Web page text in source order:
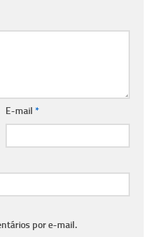
E-mail *
por e-mail.